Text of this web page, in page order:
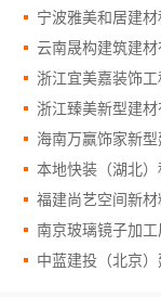
宁波雅美和居建
云南晟构建筑建材
浙江宜美嘉装饰
浙江臻美新型建材
海南万赢饰家新
本地快装（湖北
福建尚艺空间新
南京玻璃镜子加工
中蓝建投（北京